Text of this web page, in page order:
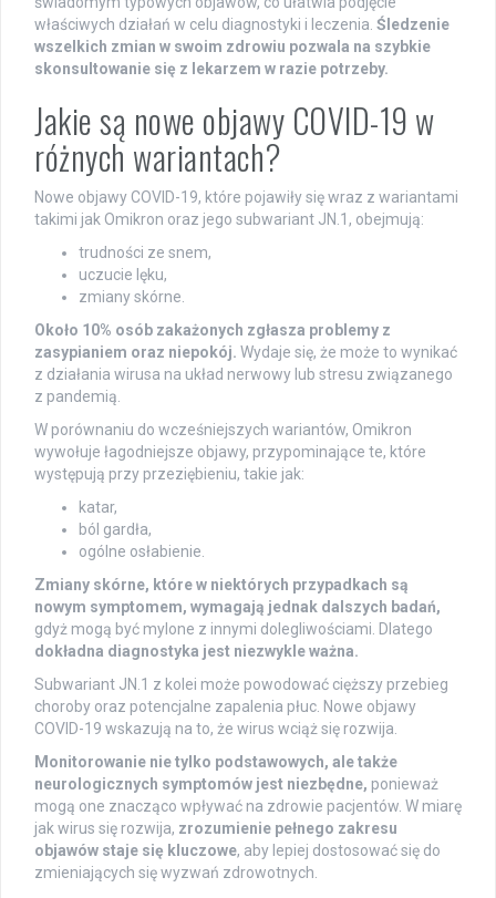
właściwych działań w celu diagnostyki i leczenia. Śledzenie
wszelkich zmian w swoim zdrowiu pozwala na szybkie
skonsultowanie się z lekarzem w razie potrzeby.
Jakie są nowe objawy COVID-19 w
różnych wariantach?
Nowe objawy COVID-19, które pojawiły się wraz z wariantami
takimi jak Omikron oraz jego subwariant JN.1, obejmują:
trudności ze snem,
uczucie lęku,
zmiany skórne.
Około 10% osób zakażonych zgłasza problemy z
zasypianiem oraz niepokój. Wydaje się, że może to wynikać
z działania wirusa na układ nerwowy lub stresu związanego
z pandemią.
W porównaniu do wcześniejszych wariantów, Omikron
wywołuje łagodniejsze objawy, przypominające te, które
występują przy przeziębieniu, takie jak:
katar,
ból gardła,
ogólne osłabienie.
Zmiany skórne, które w niektórych przypadkach są
nowym symptomem, wymagają jednak dalszych badań,
gdyż mogą być mylone z innymi dolegliwościami. Dlatego
dokładna diagnostyka jest niezwykle ważna.
Subwariant JN.1 z kolei może powodować cięższy przebieg
choroby oraz potencjalne zapalenia płuc. Nowe objawy
COVID-19 wskazują na to, że wirus wciąż się rozwija.
Monitorowanie nie tylko podstawowych, ale także
neurologicznych symptomów jest niezbędne, ponieważ
mogą one znacząco wpływać na zdrowie pacjentów. W miarę
jak wirus się rozwija, zrozumienie pełnego zakresu
objawów staje się kluczowe, aby lepiej dostosować się do
zmieniających się wyzwań zdrowotnych.